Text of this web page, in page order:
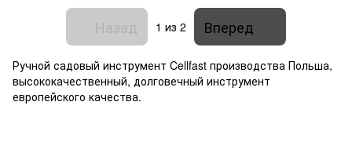
1 из 2 Вперед
Ручной садовый инструмент Cellfast производства Польша,
высококачественный, долговечный инструмент
европейского качества.